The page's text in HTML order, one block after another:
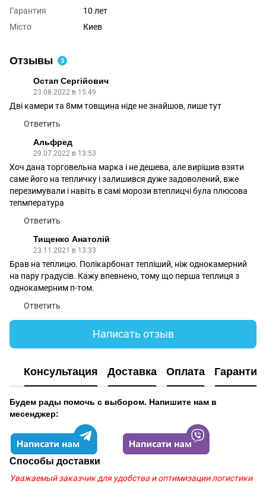
Гарантия
10 лет
Місто
Киев
Отзывы 3
Остап Сергійович
23.08.2022 в 15:49
Дві камери та 8мм товщина ніде не знайшов, лише тут
Ответить
Альфред
29.07.2022 в 13:53
Хоч дана торговельна марка і не дешева, але вирішив взяти
саме його на тепличку і залишився дуже задоволений, вже
перезимували і навіть в самі морози втеплицчі була плюсова
тепмпература
Ответить
Тищенко Анатолій
23.11.2021 в 13:33
Брав на теплицю. Полікарбонат тепліший, ніж однокамерний
на пару градусів. Кажу впевнено, тому що перша теплиця з
однокамерним п-том.
Ответить
Написать отзыв
Консультация Доставка Оплата Гарантия
Будем рады помочь с выбором. Напишите нам в
месенджер:
Способы доставки
Уважаемый заказчик для удобства и оптимизации логистики